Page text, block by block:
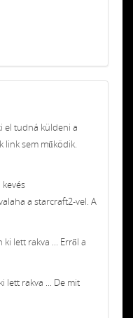
el tudná küldeni a
link sem működik.
a starcraft2-vel. A
lett rakva ... Erről a
lett rakva ... De mit